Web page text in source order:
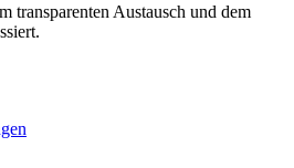
transparenten Austausch und dem